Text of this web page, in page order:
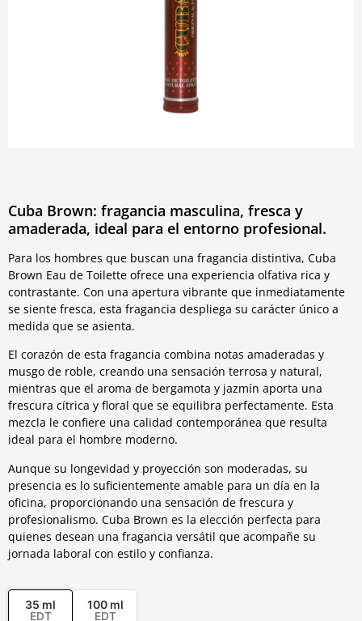
Cuba Brown: fragancia masculina, fresca y
amaderada, ideal para el entorno profesional.
Para los hombres que buscan una fragancia distintiva, Cuba
Brown Eau de Toilette ofrece una experiencia olfativa rica y
contrastante. Con una apertura vibrante que inmediatamente
se siente fresca, esta fragancia despliega su carácter único a
medida que se asienta.
El corazón de esta fragancia combina notas amaderadas y
musgo de roble, creando una sensación terrosa y natural,
mientras que el aroma de bergamota y jazmín aporta una
frescura cítrica y floral que se equilibra perfectamente. Esta
mezcla le confiere una calidad contemporánea que resulta
ideal para el hombre moderno.
Aunque su longevidad y proyección son moderadas, su
presencia es lo suficientemente amable para un día en la
oficina, proporcionando una sensación de frescura y
profesionalismo. Cuba Brown es la elección perfecta para
quienes desean una fragancia versátil que acompañe su
jornada laboral con estilo y confianza.
35 ml
EDT
100 ml
EDT